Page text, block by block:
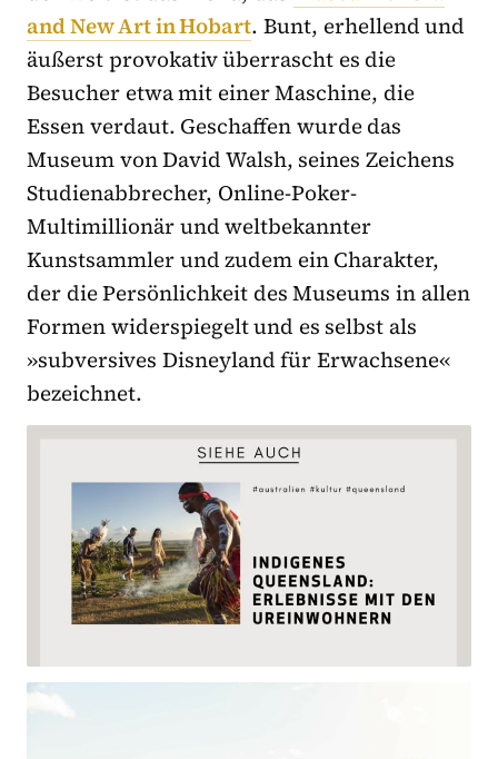
and New Art in Hobart. Bunt, erhellend und
äußerst provokativ überrascht es die
Besucher etwa mit einer Maschine, die
Essen verdaut. Geschaffen wurde das
Museum von David Walsh, seines Zeichens
Studienabbrecher, Online-Poker-
Multimillionär und weltbekannter
Kunstsammler und zudem ein Charakter,
der die Persönlichkeit des Museums in allen
Formen widerspiegelt und es selbst als
»subversives Disneyland für Erwachsene«
bezeichnet.